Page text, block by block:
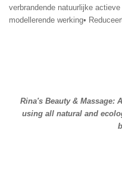
verbrandende natuurlijke
modellerende werking•
Rina's Beauty & Massage:
using all natural and